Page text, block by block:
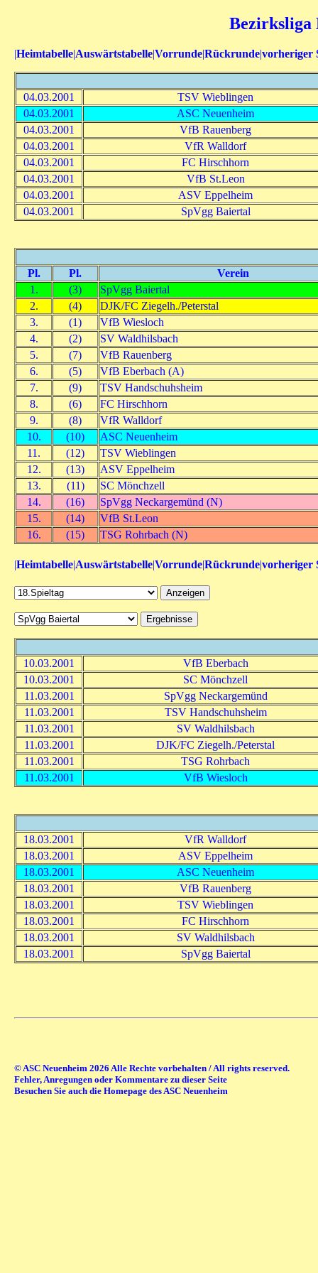
Bezirksliga
|Heimtabelle|Auswärtstabelle|Vorrunde|Rückrunde|vorheriger
04.03.2001
TSV Wieblingen
04.03.2001
ASC Neuenheim
04.03.2001
VfB Rauenberg
04.03.2001
VfR Walldorf
04.03.2001
FC Hirschhorn
04.03.2001
VfB St.Leon
04.03.2001
ASV Eppelheim
04.03.2001
SpVgg Baiertal
Pl. Pl.
Verein
1.
(3)
SpVgg Baiertal
2.
(4)
DJK/FC Ziegelh./Peterstal
3.
(1)
VfB Wiesloch
4.
(2)
SV Waldhilsbach
5.
(7)
VfB Rauenberg
6.
(5)
VfB Eberbach (A)
7.
(9)
TSV Handschuhsheim
8.
(6)
FC Hirschhorn
9.
(8)
VfR Walldorf
10.
(10)
ASC Neuenheim
11.
(12)
TSV Wieblingen
12.
(13)
ASV Eppelheim
13.
(11)
SC Mönchzell
14.
(16)
SpVgg Neckargemünd (N)
15.
(14)
VfB St.Leon
16.
(15) TSG Rohrbach (N)
|Heimtabelle|Auswärtstabelle|Vorrunde|Rückrunde|vorheriger
10.03.2001
VfB Eberbach
10.03.2001
SC Mönchzell
11.03.2001
SpVgg Neckargemünd
11.03.2001
TSV Handschuhsheim
11.03.2001
SV Waldhilsbach
11.03.2001
DJK/FC Ziegelh./Peterstal
11.03.2001
TSG Rohrbach
11.03.2001
VfB Wiesloch
18.03.2001
VfR Walldorf
18.03.2001
ASV Eppelheim
18.03.2001
ASC Neuenheim
18.03.2001
VfB Rauenberg
18.03.2001
TSV Wieblingen
18.03.2001
FC Hirschhorn
18.03.2001
SV Waldhilsbach
18.03.2001
SpVgg Baiertal
© ASC Neuenheim 2026 Alle Rechte vorbehalten / All rights reserved.
Fehler, Anregungen oder Kommentare zu dieser Seite
Besuchen Sie auch die Homepage des ASC Neuenheim